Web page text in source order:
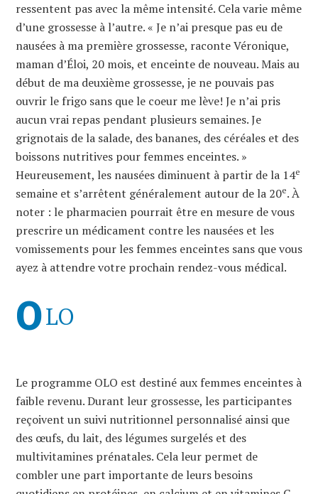
ressentent pas avec la même intensité. Cela varie même
d’une grossesse à l’autre. « Je n’ai presque pas eu de
nausées à ma première grossesse, raconte Véronique,
maman d’Éloi, 20 mois, et enceinte de nouveau. Mais au
début de ma deuxième grossesse, je ne pouvais pas
ouvrir le frigo sans que le coeur me lève! Je n’ai pris
aucun vrai repas pendant plusieurs semaines. Je
grignotais de la salade, des bananes, des céréales et des
boissons nutritives pour femmes enceintes. »
Heureusement, les nausées diminuent à partir de la 14e
semaine et s’arrêtent généralement autour de la 20e. À
noter : le pharmacien pourrait être en mesure de vous
prescrire un médicament contre les nausées et les
vomissements pour les femmes enceintes sans que vous
ayez à attendre votre prochain rendez-vous médical.
OLO
Le programme OLO est destiné aux femmes enceintes à
faible revenu. Durant leur grossesse, les participantes
reçoivent un suivi nutritionnel personnalisé ainsi que
des œufs, du lait, des légumes surgelés et des
multivitamines prénatales. Cela leur permet de
combler une part importante de leurs besoins